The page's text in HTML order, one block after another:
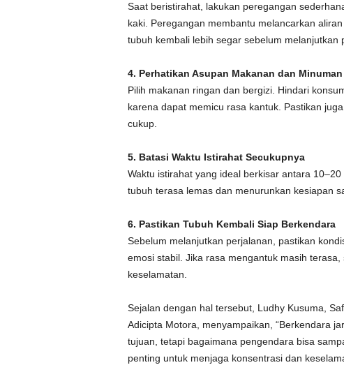
Saat beristirahat, lakukan peregangan
kaki. Peregangan membantu melancarkan
tubuh kembali lebih segar sebelum melanjutkan
4. Perhatikan Asupan Makanan dan Minuman
Pilih makanan ringan dan bergizi. Hindari
karena dapat memicu rasa kantuk. Pastikan
cukup.
5. Batasi Waktu Istirahat Secukupnya
Waktu istirahat yang ideal berkisar antara
tubuh terasa lemas dan menurunkan kesiapan
6. Pastikan Tubuh Kembali Siap Berkendara
Sebelum melanjutkan perjalanan, pastikan
emosi stabil. Jika rasa mengantuk masih
keselamatan.
Sejalan dengan hal tersebut, Ludhy Kusuma,
Adicipta Motora, menyampaikan, “Berkendara
tujuan, tetapi bagaimana pengendara bisa
penting untuk menjaga konsentrasi dan